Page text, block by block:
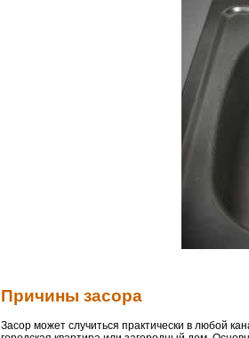
Причины засора
Засор может случиться практически в любой